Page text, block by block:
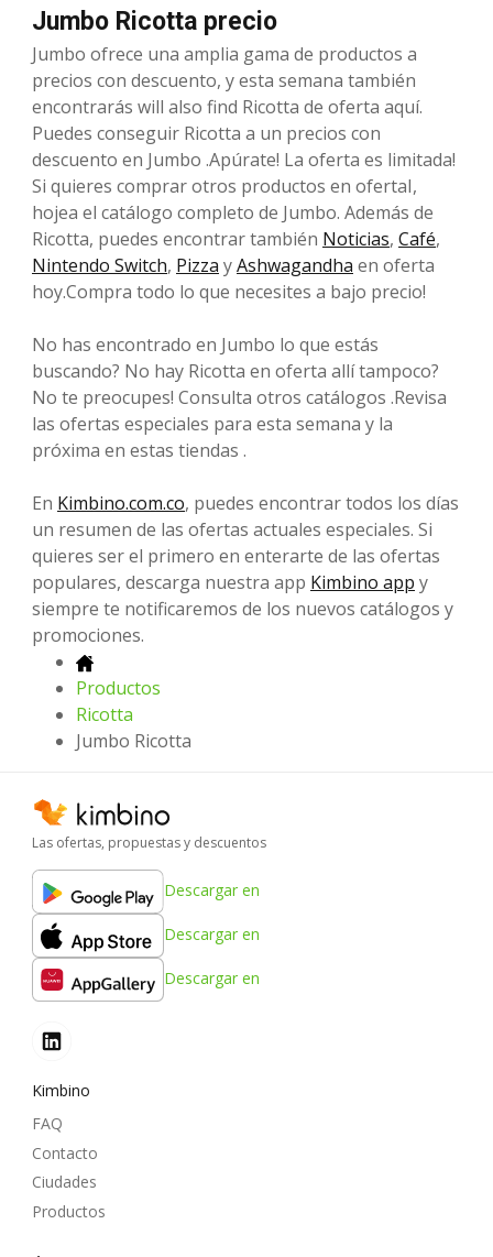
Jumbo Ricotta precio
Jumbo ofrece una amplia gama de productos a
precios con descuento, y esta semana también
encontrarás will also find Ricotta de oferta aquí.
Puedes conseguir Ricotta a un precios con
descuento en Jumbo .Apúrate! La oferta es limitada!
Si quieres comprar otros productos en ofertaI,
hojea el catálogo completo de Jumbo. Además de
Ricotta, puedes encontrar también Noticias, Café,
Nintendo Switch, Pizza yAshwagandha en oferta
hoy.Compra todo lo que necesites a bajo precio!
No has encontrado en Jumbo lo que estás
buscando? No hay Ricotta en oferta allí tampoco?
No te preocupes! Consulta otros catálogos .Revisa
las ofertas especiales para esta semana y la
próxima en estas tiendas .
En Kimbino.com.co, puedes encontrar todos los días
un resumen de las ofertas actuales especiales. Si
quieres ser el primero en enterarte de las ofertas
populares, descarga nuestra app Kimbino app y
siempre te notificaremos de los nuevos catálogos y
promociones.
Productos
Ricotta
Jumbo Ricotta
Las ofertas, propuestas y descuentos
Descargar en
Descargar en
Descargar en
Kimbino
FAQ
Contacto
Ciudades
Productos